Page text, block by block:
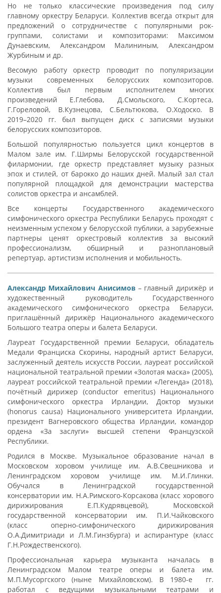
Но не только классические произведения под силу
главному оркестру Беларуси. Коллектив всегда открыт для
предложений о сотрудничестве с популярными рок-
группами, солистами и композиторами: Максимом
Дунаевским, Александром Малининым, Александром
Журбиным и др.
Весомую работу оркестр проводит по популяризации
музыки современных белорусских композиторов.
Коллектив был первым исполнителем многих
произведений Е.Глебова, Д.Смольского, С.Кортеса,
Г.Гореловой, В.Кузнецова, С.Бельтюкова, О.Ходоско. В
2019–2020 гг. был выпущен диск с записями музыки
белорусских композиторов.
Большой популярностью пользуется цикл концертов в
Малом зале им. Г.Ширмы Белорусской государственной
филармонии, где оркестр представляет музыку разных
эпох и стилей, от барокко до наших дней. Малый зал стал
популярной площадкой для демонстрации мастерства
солистов оркестра и ансамблей.
Все концерты Государственного академического
симфонического оркестра Республики Беларусь проходят с
неизменным успехом у белорусской публики, а зарубежные
партнеры ценят оркестровый коллектив за высокий
профессионализм, обширный и разноплановый
репертуар, артистизм исполнения и мобильность.
Александр Михайлович Анисимов – главный дирижёр и
художественный руководитель Государственного
академического симфонического оркестра Беларуси,
приглашённый дирижёр Национального академического
Большого театра оперы и балета Беларуси.
Лауреат Государственной премии Беларуси, обладатель
Медали Франциска Скорины, народный артист Беларуси,
заслуженный деятель искусств России, лауреат российской
национальной театральной премии «Золотая маска» (2005),
лауреат российской театральной премии «Легенда» (2018),
почётный дирижер (conductor emeritus) Национального
симфонического оркестра Ирландии, Доктор музыки
(honorus causa) Национального университета Ирландии,
президент Вагнеровского общества Ирландии, командор
ордена «За заслуги» высшей степени Французской
Республики.
Родился в Москве. Музыкальное образование начал в
Московском хоровом училище им. А.В.Свешникова и
Ленинградском хоровом училище им. М.И.Глинки.
Обучался в Ленинградской государственной
консерватории им. Н.А.Римского-Корсакова (класс хорового
дирижирования Е.П.Кудрявцевой), Московской
государственной консерватории им. П.И.Чайковского
(класс оперно-симфонического дирижирования
О.А.Димитриади и Л.М.Гинзбурга) и аспирантуре (класс
Г.Н.Рождественского).
Профессиональная карьера музыканта началась в
Ленинградском Малом театре оперы и балета им.
М.П.Мусоргского (ныне Михайловском). В 1980-е гг.
работал с ведущими музыкальными театрами и